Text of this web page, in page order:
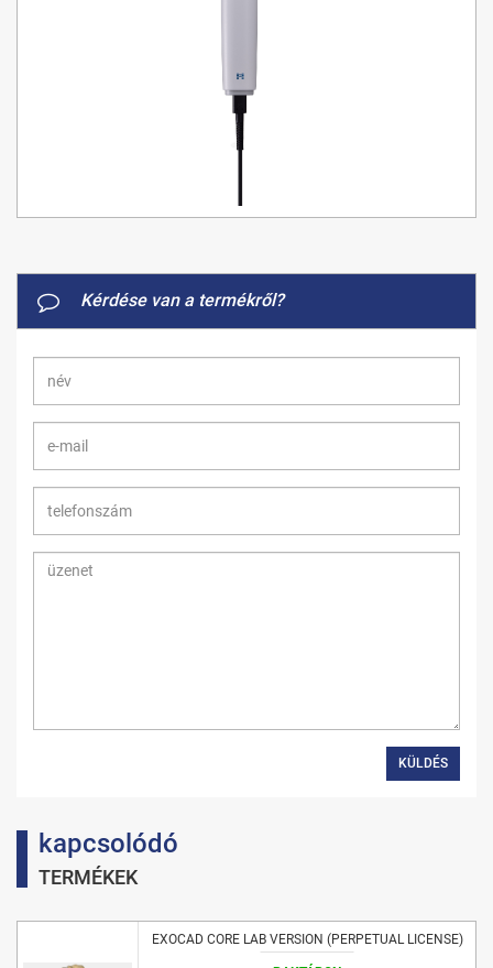
Kérdése van a termékről?
KÜLDÉS
kapcsolódó
TERMÉKEK
EXOCAD CORE LAB VERSION (PERPETUAL LICENSE)